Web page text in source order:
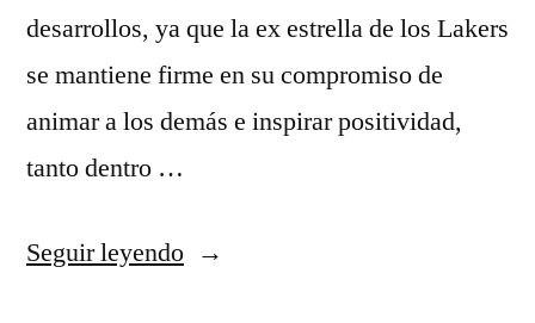
desarrollos, ya que la ex estrella de los Lakers
se mantiene firme en su compromiso de
animar a los demás e inspirar positividad,
tanto dentro …
Seguir leyendo«Opiniones